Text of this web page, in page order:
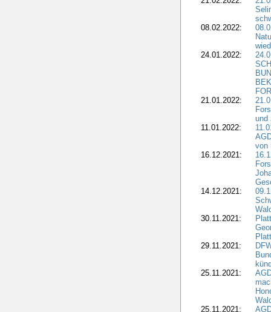
08.02.2022:
24.01.2022:
21.01.2022:
und
11.01.2022:
von
16.12.2021:
14.12.2021:
30.11.2021:
29.11.2021:
25.11.2021:
25.11.2021: